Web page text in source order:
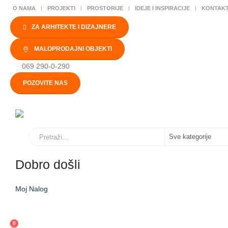
O NAMA PROJEKTI PROSTORIJE IDEJE I INSPIRACIJE
ZA ARHITEKTE I DIZAJNERE
MALOPRODAJNI OBJEKTI
069 290-0-290
POZOVITE NAS
Dobro došli
Moj Nalog
0